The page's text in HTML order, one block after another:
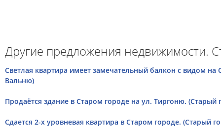
Другие предложения недвижимости.
Cветлая квартира имеет замечательный балкон с видом
Вальню)
Продаётся здание в Старом городе на ул. Тиргоню. (Старый
Сдается 2-х уровневая квартира в Старом городе. (Старый